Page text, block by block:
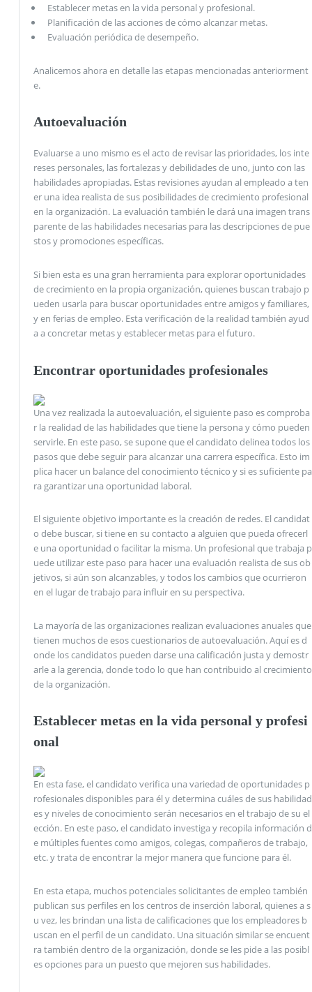
Establecer metas en la vida personal y profesional.
Planificación de las acciones de cómo alcanzar metas.
Evaluación periódica de desempeño.
Analicemos ahora en detalle las etapas mencionadas anteriorment
e.
Autoevaluación
Evaluarse a uno mismo es el acto de revisar las prioridades, los inte
reses personales, las fortalezas y debilidades de uno, junto con las
habilidades apropiadas. Estas revisiones ayudan al empleado a ten
er una idea realista de sus posibilidades de crecimiento profesional
en la organización. La evaluación también le dará una imagen trans
parente de las habilidades necesarias para las descripciones de pue
stos y promociones específicas.
Si bien esta es una gran herramienta para explorar oportunidades
de crecimiento en la propia organización, quienes buscan trabajo p
ueden usarla para buscar oportunidades entre amigos y familiares,
y en ferias de empleo. Esta verificación de la realidad también ayud
a a concretar metas y establecer metas para el futuro.
Encontrar oportunidades profesionales
Una vez realizada la autoevaluación, el siguiente paso es comproba
r la realidad de las habilidades que tiene la persona y cómo pueden
servirle. En este paso, se supone que el candidato delinea todos los
pasos que debe seguir para alcanzar una carrera específica. Esto im
plica hacer un balance del conocimiento técnico y si es suficiente pa
ra garantizar una oportunidad laboral.
El siguiente objetivo importante es la creación de redes. El candidat
o debe buscar, si tiene en su contacto a alguien que pueda ofrecerl
e una oportunidad o facilitar la misma. Un profesional que trabaja p
uede utilizar este paso para hacer una evaluación realista de sus ob
jetivos, si aún son alcanzables, y todos los cambios que ocurrieron
en el lugar de trabajo para influir en su perspectiva.
La mayoría de las organizaciones realizan evaluaciones anuales que
tienen muchos de esos cuestionarios de autoevaluación. Aquí es d
onde los candidatos pueden darse una calificación justa y demostr
arle a la gerencia, donde todo lo que han contribuido al crecimiento
de la organización.
Establecer metas en la vida personal y profesi
onal
En esta fase, el candidato verifica una variedad de oportunidades p
rofesionales disponibles para él y determina cuáles de sus habilidad
es y niveles de conocimiento serán necesarios en el trabajo de su el
ección. En este paso, el candidato investiga y recopila información d
e múltiples fuentes como amigos, colegas, compañeros de trabajo,
etc. y trata de encontrar la mejor manera que funcione para él.
En esta etapa, muchos potenciales solicitantes de empleo también
publican sus perfiles en los centros de inserción laboral, quienes a s
u vez, les brindan una lista de calificaciones que los empleadores b
uscan en el perfil de un candidato. Una situación similar se encuent
ra también dentro de la organización, donde se les pide a las posibl
es opciones para un puesto que mejoren sus habilidades.